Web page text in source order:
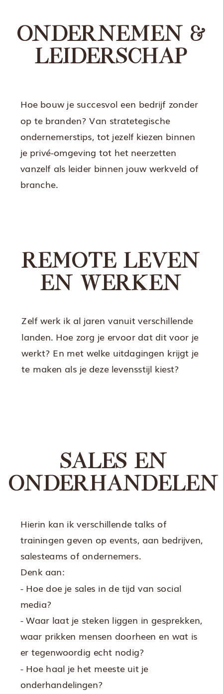
Zelf werk ik al jaren vanuit verschillende
landen. Hoe zorg je ervoor dat dit voor je
werkt? En met welke uitdagingen krijgt je
te maken als je deze levensstijl kiest?
REMOTE LEVEN
EN WERKEN
Hierin kan ik verschillende talks of
trainingen geven op events, aan bedrijven,
salesteams of ondernemers.
Denk aan:
- Hoe doe je sales in de tijd van social
media?
- Waar laat je steken liggen in gesprekken,
waar prikken mensen doorheen en wat is
er tegenwoordig echt nodig?
- Hoe haal je het meeste uit je
onderhandelingen?
SALES EN
ONDERHANDELEN
Hoe bouw je succesvol een bedrijf zonder
op te branden? Van stratetegische
ondernemerstips, tot jezelf kiezen binnen
je privé-omgeving tot het neerzetten
vanzelf als leider binnen jouw werkveld of
branche.
ONDERNEMEN &
LEIDERSCHAP